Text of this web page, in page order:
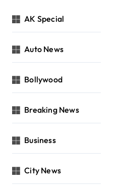
AK Special
Auto News
Bollywood
Breaking News
Business
City News